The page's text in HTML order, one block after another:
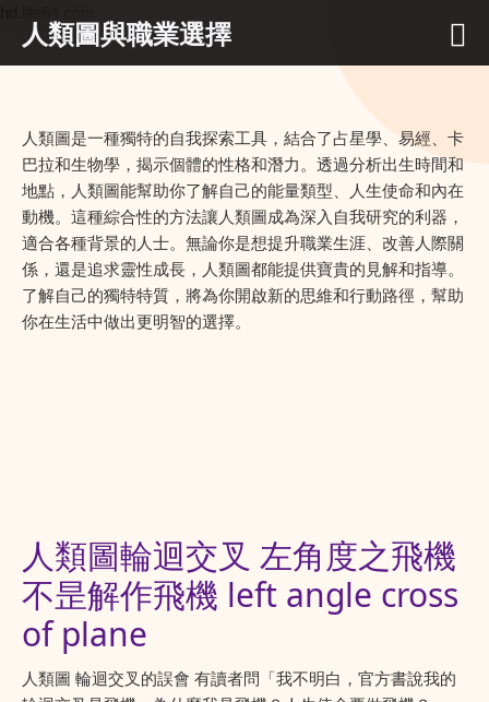
人類圖與職業選擇
人類圖是一種獨特的自我探索工具，結合了占星學、易經、卡
巴拉和生物學，揭示個體的性格和潛力。透過分析出生時間和
地點，人類圖能幫助你了解自己的能量類型、人生使命和內在
動機。這種綜合性的方法讓人類圖成為深入自我研究的利器，
適合各種背景的人士。無論你是想提升職業生涯、改善人際關
係，還是追求靈性成長，人類圖都能提供寶貴的見解和指導。
了解自己的獨特特質，將為你開啟新的思維和行動路徑，幫助
你在生活中做出更明智的選擇。
人類圖輪迴交叉 左角度之飛機
不昰解作飛機 left angle cross
of plane
人類圖 輪迴交叉的誤會 有讀者問「我不明白，官方書說我的